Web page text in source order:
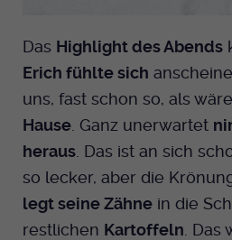
Das Highlight des Abends
Erich fühlte sich
uns, fast schon so, als
Hause. Ganz unerwartet
heraus. Das ist an sich
so lecker, aber die
legt seine Zähne in die
restlichen Kartoffeln. Das